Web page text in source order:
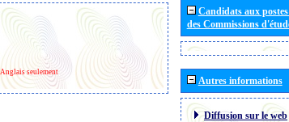
Anglais seulement
Candidats aux
des Commissions
Autres informations
Diffusion sur le web